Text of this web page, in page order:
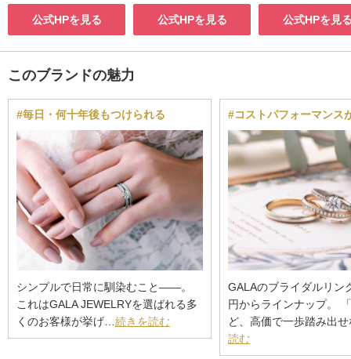
公式HPを見る 公式HPを見る 公式HPを見
このブランドの魅力
#毎日・何十年後もつけられる
シンプルで日常に馴染むこと——。
これはGALA JEWELRYを選ばれる多
くのお客様が挙げ… 続きを読む
#コストパフォーマンス
GALAのブライダルリン
円からラインナップ。
ど、高価で一歩踏み出
読む